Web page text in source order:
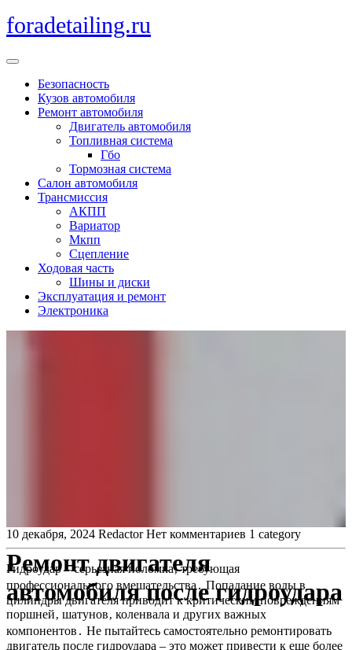
Перейти
к
foradetailing.ru
Кнопка
ОткрытьБезопасность
Кузов автомобиля
Ремонт автомобиля
Двигатель автомобиля
Топливная система
Гбо
Тормозная система
Салон автомобиля
Трансмиссия
АКПП
Вариатор
Мкпп
Сцепление
Ходовая часть
Шины и диски
Эксплуатация и ремонт
Электроника
Ремонт двигателя
автомобиля после гидроудара
10 декабря, 2024 Redactor Нет комментариев 1 category
Гидроудар – серьезная поломка‚ требующая
профессионального вмешательства․ Попадание воды в
цилиндры двигателя приводит к критическим повреждениям
поршней‚ шатунов‚ коленвала и других важных
компонентов․ Не пытайтесь самостоятельно ремонтировать
двигатель после гидроудара – это может привести к еще более